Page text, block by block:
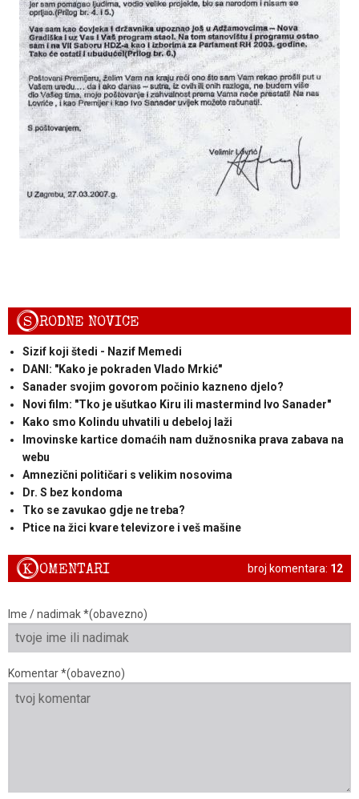
SRODNE NOVICE
Sizif koji štedi - Nazif Memedi
DANI: "Kako je pokraden Vlado Mrkić"
Sanader svojim govorom počinio kazneno djelo?
Novi film: "Tko je ušutkao Kiru ili mastermind Ivo Sanader"
Kako smo Kolindu uhvatili u debeloj laži
Imovinske kartice domaćih nam dužnosnika prava zabava na
webu
Amnezični političari s velikim nosovima
Dr. S bez kondoma
Tko se zavukao gdje ne treba?
Ptice na žici kvare televizore i veš mašine
broj komentara: 12
KOMENTARI
Ime / nadimak *(obavezno)
Komentar *(obavezno)